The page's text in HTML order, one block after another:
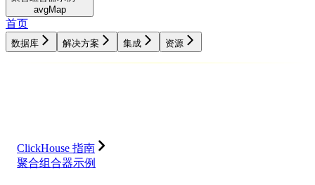
avgMap
首页
数据库 解决方案 集成 资源
ClickHouse 指南
聚合组合器示例